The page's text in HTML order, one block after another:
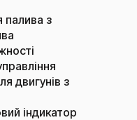
палива з
двигунів з
індикатор